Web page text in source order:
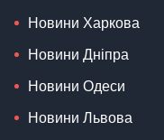
Новини Харкова
Новини Дніпра
Новини Одеси
Новини Львова